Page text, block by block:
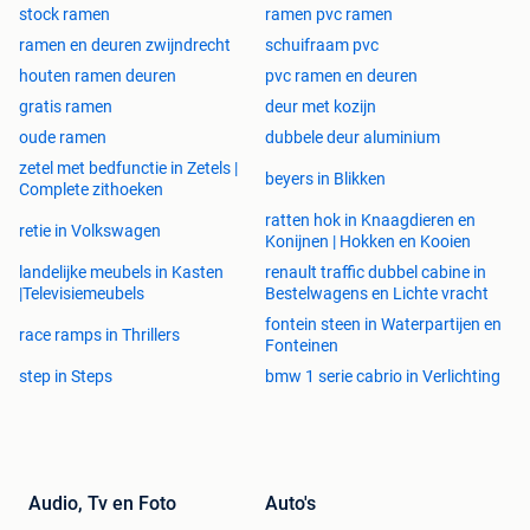
1700x2100 vast raam
1980X2100 vast raam
2480x2100 vast raam
980x400 vast raam
1980x500 vast raam
2000x400 vast raam
2180x500 vast raam
2480x500 vast raam
2780x500 vast raam
2980x500 vast raam
Kiep ramen 1 vleugel wit antracietgrijs of kwarts grijs,
zwart 9005
500x450 Kiep raam 1 vleugel
1200x800 Kiep raam 1 vleugel
stock ramen
ramen pvc ramen
ramen en deuren zwijndrecht
schuifraam pvc
houten ramen deuren
pvc ramen en deuren
gratis ramen
deur met kozijn
oude ramen
dubbele deur aluminium
zetel met bedfunctie in Zetels |
Complete zithoeken
beyers in Blikken
retie in Volkswagen
ratten hok in Knaagdieren en
Konijnen | Hokken en Kooien
landelijke meubels in Kasten
|Televisiemeubels
renault traffic dubbel cabine in
Bestelwagens en Lichte vracht
race ramps in Thrillers
fontein steen in Waterpartijen en
Fonteinen
step in Steps
bmw 1 serie cabrio in Verlichting
Audio, Tv en Foto Auto's